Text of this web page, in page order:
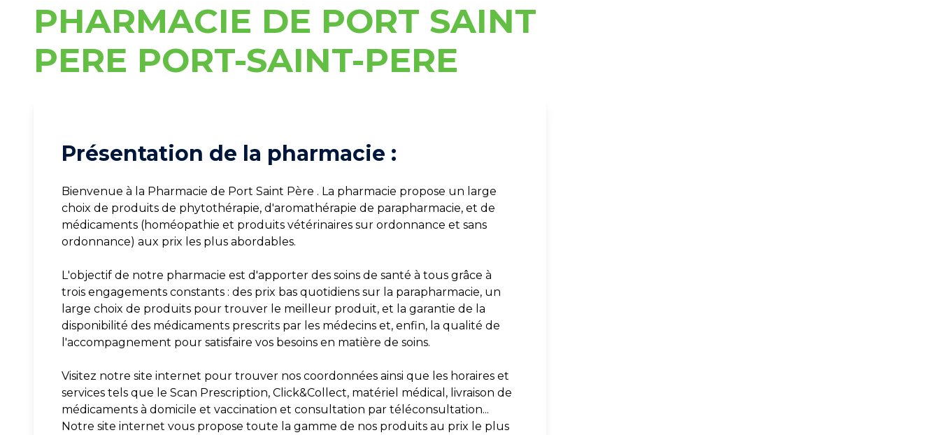
PHARMACIE DE PORT SAINT
PERE PORT-SAINT-PERE
Présentation de la pharmacie :
Bienvenue à la Pharmacie de Port Saint Père . La pharmacie propose un large
choix de produits de phytothérapie, d'aromathérapie de parapharmacie, et de
médicaments (homéopathie et produits vétérinaires sur ordonnance et sans
ordonnance) aux prix les plus abordables.
L'objectif de notre pharmacie est d'apporter des soins de santé à tous grâce à
trois engagements constants : des prix bas quotidiens sur la parapharmacie, un
large choix de produits pour trouver le meilleur produit, et la garantie de la
disponibilité des médicaments prescrits par les médecins et, enfin, la qualité de
l'accompagnement pour satisfaire vos besoins en matière de soins.
Visitez notre site internet pour trouver nos coordonnées ainsi que les horaires et
services tels que le Scan Prescription, Click&Collect, matériel médical, livraison de
médicaments à domicile et vaccination et consultation par téléconsultation...
Notre site internet vous propose toute la gamme de nos produits au prix le plus